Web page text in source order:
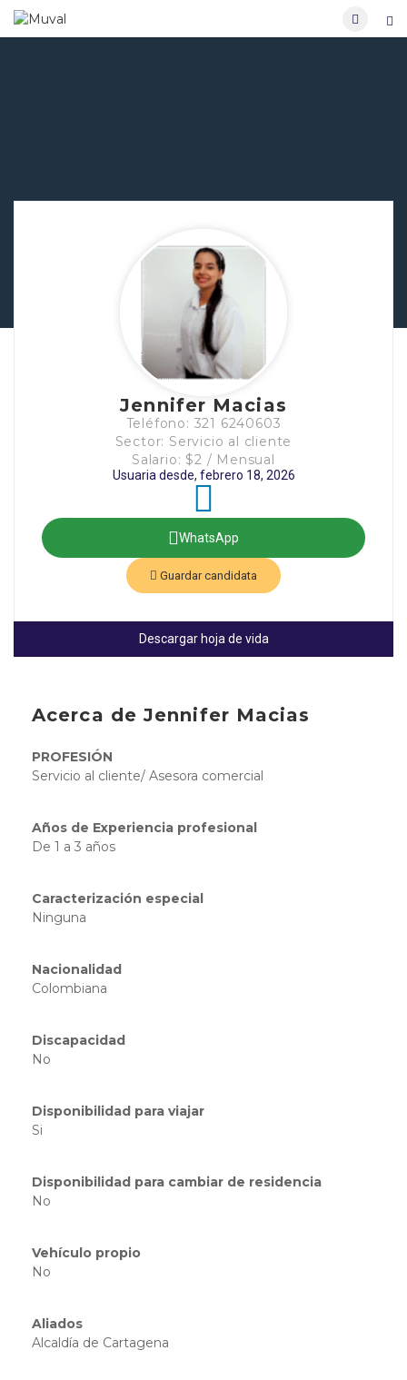
Jennifer Macias
Teléfono: 321 6240603
Sector: Servicio al cliente
Salario: $2 / Mensual
Usuaria desde, febrero 18, 2026
WhatsApp
Guardar candidata
Descargar hoja de vida
Acerca de Jennifer Macias
PROFESIÓN
Servicio al cliente/ Asesora comercial
Años de Experiencia profesional
De 1 a 3 años
Caracterización especial
Ninguna
Nacionalidad
Colombiana
Discapacidad
No
Disponibilidad para viajar
Si
Disponibilidad para cambiar de residencia
No
Vehículo propio
No
Aliados
Alcaldía de Cartagena